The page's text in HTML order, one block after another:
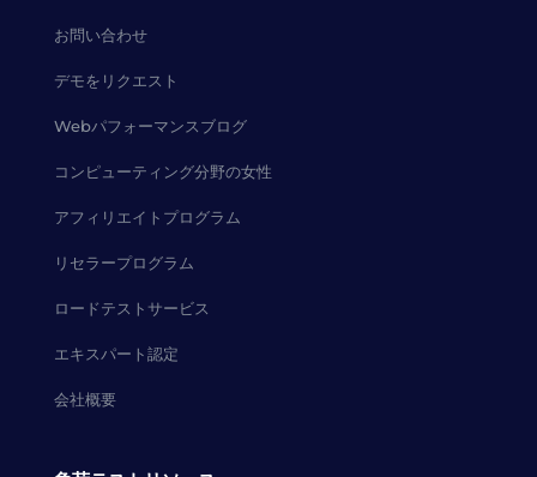
お問い合わせ
デモをリクエスト
Webパフォーマンスブログ
コンピューティング分野の女性
アフィリエイトプログラム
リセラープログラム
ロードテストサービス
エキスパート認定
会社概要